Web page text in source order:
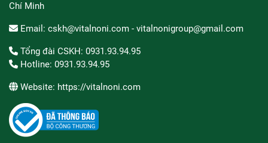
Chí Minh
Email: cskh@vitalnoni.com - vitalnonigroup@gmail.com
Tổng đài CSKH: 0931.93.94.95
Hotline: 0931.93.94.95
Website: https://vitalnoni.com